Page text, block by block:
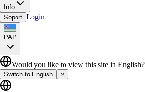
Info
Soport Login
PAP
Would you like to view this site in English?
Switch to English ×